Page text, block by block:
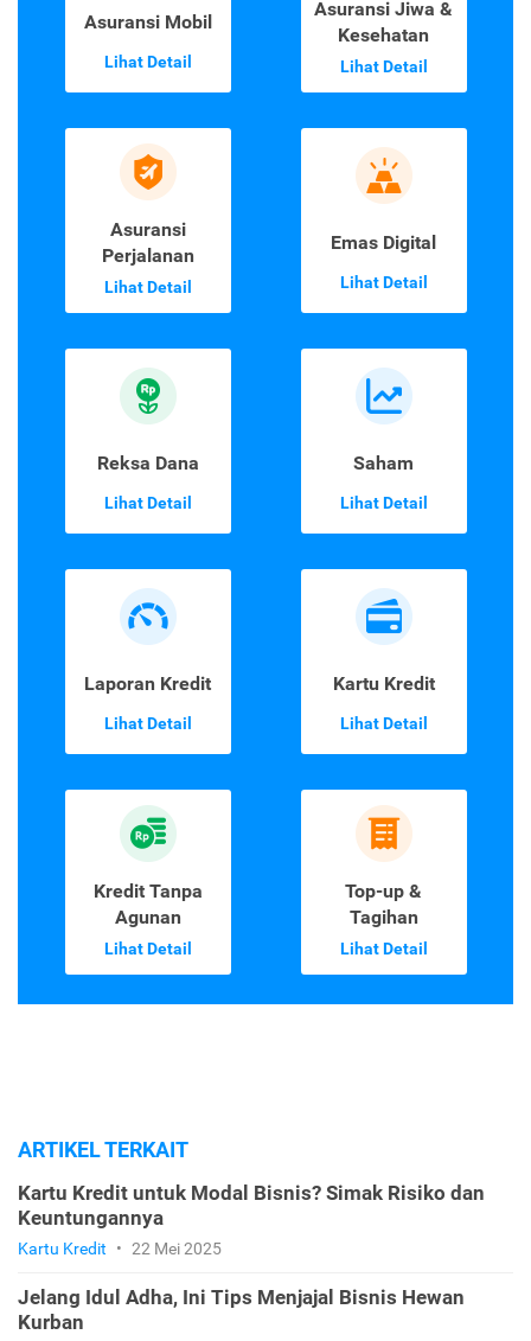
Asuransi Mobil
Lihat Detail
Asuransi Jiwa &
Kesehatan
Lihat Detail
Asuransi
Perjalanan
Lihat Detail
Emas Digital
Lihat Detail
Reksa Dana
Lihat Detail
Saham
Lihat Detail
Laporan Kredit
Lihat Detail
Kartu Kredit
Lihat Detail
Kredit Tanpa
Agunan
Lihat Detail
Top-up &
Tagihan
Lihat Detail
ARTIKEL TERKAIT
Kartu Kredit untuk Modal Bisnis? Simak Risiko dan
Keuntungannya
Kartu Kredit • 22 Mei 2025
Jelang Idul Adha, Ini Tips Menjajal Bisnis Hewan
Kurban